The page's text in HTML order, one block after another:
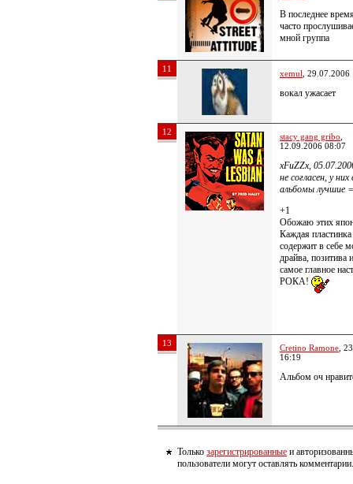
В последнее
часто
мной группа
11 xemul ,
вокал ужасает
12 stacy gang gribo
12.09.2006 08:07
xFuZZx,
не согласен, у них
альбомы лучшие
+1
Обожаю этих
Каждая пластинка
содержит в себе
драйва, позитива
самое главное
РОКА!
13 Cretino Ramone ,
16:19
Альбом оч
Только зарегистрированные и
пользователи могут оставлять комментарии.